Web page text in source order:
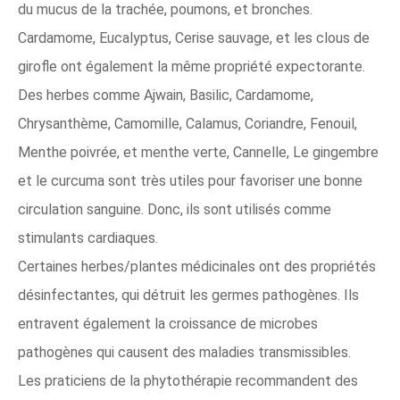
du mucus de la trachée, poumons, et bronches.
Cardamome, Eucalyptus, Cerise sauvage, et les clous de
girofle ont également la même propriété expectorante.
Des herbes comme Ajwain, Basilic, Cardamome,
Chrysanthème, Camomille, Calamus, Coriandre, Fenouil,
Menthe poivrée, et menthe verte, Cannelle, Le gingembre
et le curcuma sont très utiles pour favoriser une bonne
circulation sanguine. Donc, ils sont utilisés comme
stimulants cardiaques.
Certaines herbes/plantes médicinales ont des propriétés
désinfectantes, qui détruit les germes pathogènes. Ils
entravent également la croissance de microbes
pathogènes qui causent des maladies transmissibles.
Les praticiens de la phytothérapie recommandent des